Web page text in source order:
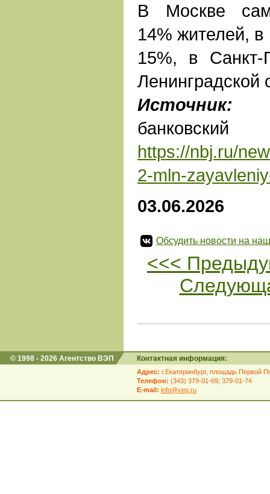
В Москве
14% жителей,
15%, в Санкт-
Ленинградской
Источник:
https://nbj.ru/
2-mln-
03.06.2026
Обсудить новости на
<<<
© 1998 - 2026 Агентство ВЭП Контактная информация:
Адрес: г.Екатеринбург, площадь Первой
Телефон: (343) 379-01-69; 379-01-74
E-mail: info@vep.ru